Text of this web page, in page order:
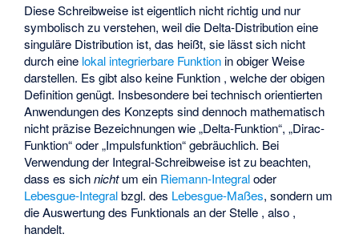
Diese Schreibweise ist eigentlich nicht richtig und nur
symbolisch zu verstehen, weil die Delta-Distribution eine
singuläre Distribution ist, das heißt, sie lässt sich nicht
durch eine lokal integrierbare Funktion in obiger Weise
darstellen. Es gibt also keine Funktion , welche der obigen
Definition genügt. Insbesondere bei technisch orientierten
Anwendungen des Konzepts sind dennoch mathematisch
nicht präzise Bezeichnungen wie „Delta-Funktion“, „Dirac-
Funktion“ oder „Impulsfunktion“ gebräuchlich. Bei
Verwendung der Integral-Schreibweise ist zu beachten,
dass es sichnichtum ein Riemann-Integraloder
Lebesgue-Integralbzgl. des Lebesgue-Maßes, sondern um
die Auswertung des Funktionalsan der Stelle , also ,
handelt.